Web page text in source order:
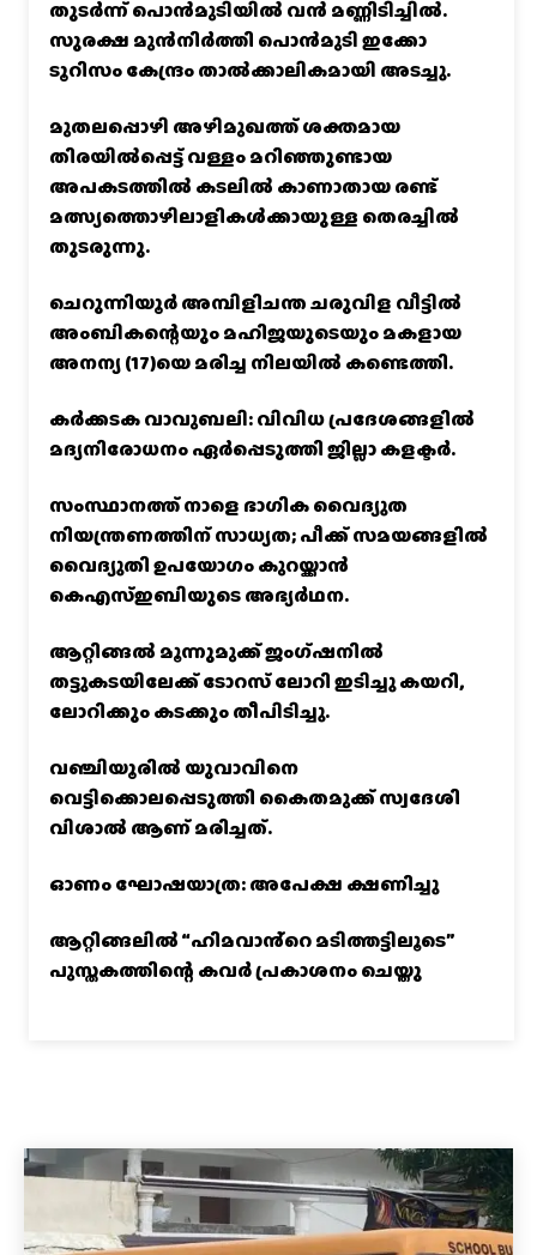
തുടർന്ന് പൊൻമുടിയില്‍ വൻ മണ്ണിടിച്ചില്‍.
സുരക്ഷ മുൻനിർത്തി പൊൻമുടി ഇക്കോ
ടൂറിസം കേന്ദ്രം താല്‍ക്കാലികമായി അടച്ചു.
മുതലപ്പൊഴി അഴിമുഖത്ത് ശക്തമായ
തിരയിൽപ്പെട്ട് വള്ളം മറിഞ്ഞുണ്ടായ
അപകടത്തിൽ കടലിൽ കാണാതായ രണ്ട്
മത്സ്യത്തൊഴിലാളികൾക്കായുള്ള തെരച്ചിൽ
തുടരുന്നു.
ചെറുന്നിയൂർ അമ്പിളിചന്ത ചരുവിള വീട്ടിൽ
അംബികന്റെയും മഹിജയുടെയും മകളായ
അനന്യ (17)യെ മരിച്ച നിലയിൽ കണ്ടെത്തി.
കര്‍ക്കടക വാവുബലി: വിവിധ പ്രദേശങ്ങളില്‍
മദ്യനിരോധനം ഏര്‍പ്പെടുത്തി ജില്ലാ കളക്ടര്‍.
സംസ്ഥാനത്ത് നാളെ ഭാഗിക വൈദ്യുത
നിയന്ത്രണത്തിന് സാധ്യത; പീക്ക് സമയങ്ങളില്‍
വൈദ്യുതി ഉപയോഗം കുറയ്ക്കാൻ
കെഎസ്‌ഇബിയുടെ അഭ്യര്‍ഥന.
ആറ്റിങ്ങൽ മൂന്നുമുക്ക് ജംഗ്ഷനിൽ
തട്ടുകടയിലേക്ക് ടോറസ് ലോറി ഇടിച്ചു കയറി,
ലോറിക്കും കടക്കും തീപിടിച്ചു.
വഞ്ചിയൂരില്‍ യുവാവിനെ
വെട്ടിക്കൊലപ്പെടുത്തി കൈതമുക്ക് സ്വദേശി
വിശാല്‍ ആണ് മരിച്ചത്.
ഓണം ഘോഷയാത്ര: അപേക്ഷ ക്ഷണിച്ചു
ആറ്റിങ്ങലിൽ “ഹിമവാൻ്റെ മടിത്തട്ടിലൂടെ”
പുസ്തകത്തിന്റെ കവർ പ്രകാശനം ചെയ്തു